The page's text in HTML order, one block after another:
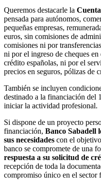
Queremos destacarle la
pensada para autónomos,
pequeñas empresas,
euros, sin comisiones de
comisiones ni por
ni por el ingreso de cheques
crédito españolas, ni por el
precios en seguros, pólizas de
También se incluyen
destinado a la financiación del
iniciar la actividad profesional.
Si dispone de un proyecto
financiación, Banco Sabadell
sus necesidades con el
banco se compromete de una
respuesta a su solicitud de
recepción de toda la
compromiso único en el sector